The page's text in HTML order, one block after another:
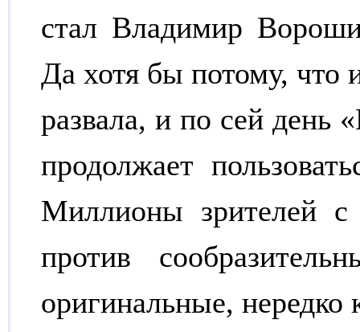
стал Владимир
Да хотя бы потому,
развала, и по сей день
продолжает
Миллионы зрителей с
против
оригинальные, нередко